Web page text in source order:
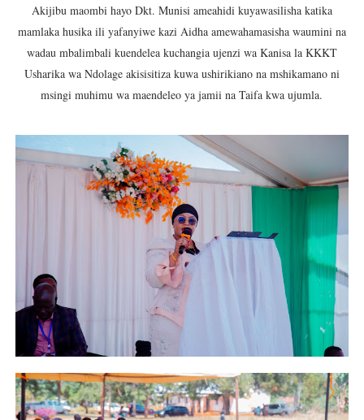
Akijibu maombi hayo Dkt. Munisi ameahidi kuyawasilisha katika
mamlaka husika ili yafanyiwe kazi Aidha amewahamasisha waumini na
wadau mbalimbali kuendelea kuchangia ujenzi wa Kanisa la KKKT
Usharika wa Ndolage akisisitiza kuwa ushirikiano na mshikamano ni
msingi muhimu wa maendeleo ya jamii na Taifa kwa ujumla.